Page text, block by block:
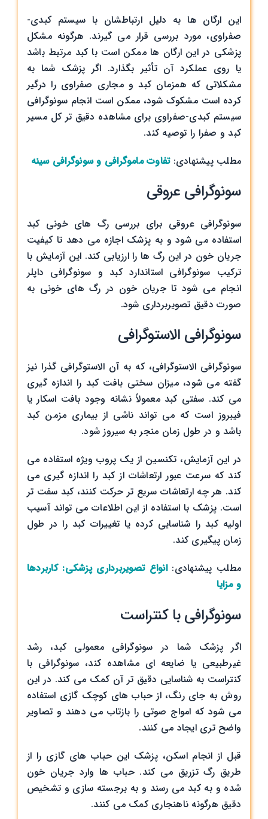
این ارگان ها به دلیل ارتباطشان با سیستم کبدی-
صفراوی، مورد بررسی قرار می گیرند. هرگونه مشکل
پزشکی در این ارگان ها ممکن است با کبد مرتبط باشد
یا روی عملکرد آن تأثیر بگذارد. اگر پزشک شما به
مشکلاتی که همزمان کبد و مجاری صفراوی را درگیر
کرده است مشکوک شود، ممکن است انجام سونوگرافی
سیستم کبدی-صفراوی برای مشاهده دقیق تر کل مسیر
کبد و صفرا را توصیه کند.
مطلب پیشنهادی:تفاوت ماموگرافي و سونوگرافي سينه
سونوگرافی عروقی
سونوگرافی عروقی برای بررسی رگ های خونی کبد
استفاده می شود و به پزشک اجازه می دهد تا کیفیت
جریان خون در این رگ ها را ارزیابی کند. این آزمایش با
ترکیب سونوگرافی استاندارد کبد و سونوگرافی داپلر
انجام می شود تا جریان خون در رگ های خونی به
صورت دقیق تصویربرداری شود.
سونوگرافی الاستوگرافی
سونوگرافی الاستوگرافی، که به آن الاستوگرافی گذرا نیز
گفته می شود، میزان سختی بافت کبد را اندازه گیری
می کند. سفتی کبد معمولاً نشانه وجود بافت اسکار یا
فیبروز است که می تواند ناشی از بیماری مزمن کبد
باشد و در طول زمان منجر به سیروز شود.
در این آزمایش، تکنسین از یک پروب ویژه استفاده می
کند که سرعت عبور ارتعاشات از کبد را اندازه گیری می
کند. هر چه ارتعاشات سریع تر حرکت کنند، کبد سفت تر
است. پزشک با استفاده از این اطلاعات می تواند آسیب
اولیه کبد را شناسایی کرده یا تغییرات کبد را در طول
زمان پیگیری کند.
مطلب پیشنهادی:انواع تصویربرداری پزشکی: کاربردها
و مزایا
سونوگرافی با کنتراست
اگر پزشک شما در سونوگرافی معمولی کبد، رشد
غیرطبیعی یا ضایعه ای مشاهده کند، سونوگرافی با
کنتراست به شناسایی دقیق تر آن کمک می کند. در این
روش به جای رنگ، از حباب های کوچک گازی استفاده
می شود که امواج صوتی را بازتاب می دهند و تصاویر
واضح تری ایجاد می کنند.
قبل از انجام اسکن، پزشک این حباب های گازی را از
طریق رگ تزریق می کند. حباب ها وارد جریان خون
شده و به کبد می رسند و به برجسته سازی و تشخیص
دقیق هرگونه ناهنجاری کمک می کنند.